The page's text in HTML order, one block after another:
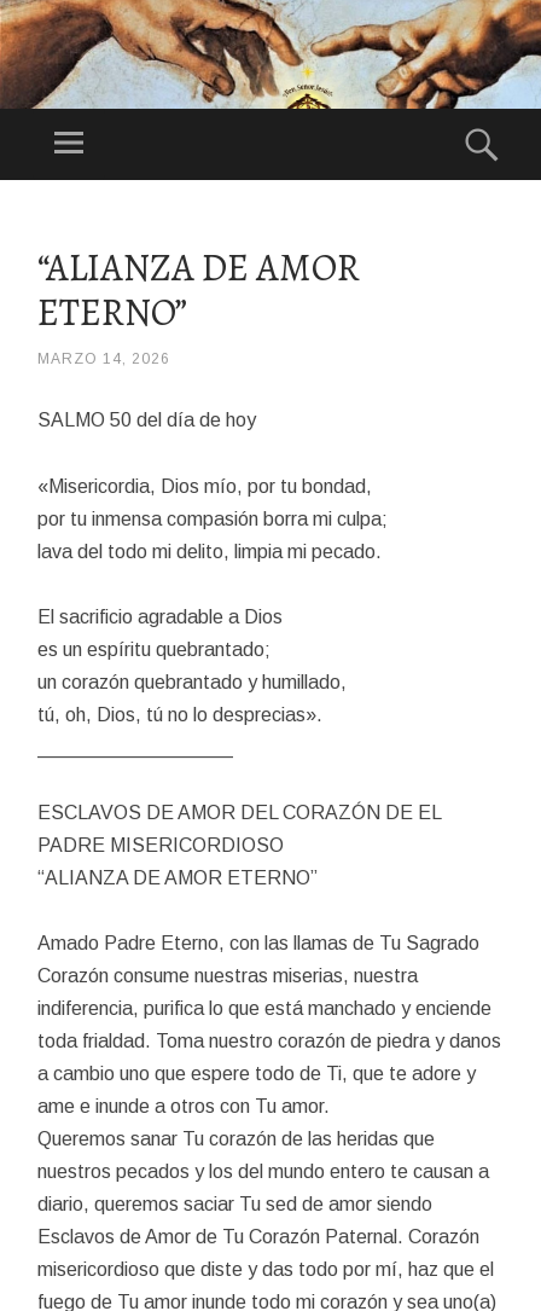
DI
NU
O
1°Domingo de
Menú
CONTENIDO
“ALIANZA DE AMOR
ETERNO”
MARZO 14, 2026
SALMO 50 del día de hoy
«Misericordia, Dios mío, por tu bondad,
por tu inmensa compasión borra mi culpa;
lava del todo mi delito, limpia mi pecado.
El sacrificio agradable a Dios
es un espíritu quebrantado;
un corazón quebrantado y humillado,
tú, oh, Dios, tú no lo desprecias».
ESCLAVOS DE AMOR DEL CORAZÓN DE EL
PADRE MISERICORDIOSO
“ALIANZA DE AMOR ETERNO”
Amado Padre Eterno, con las llamas de Tu Sagrado
Corazón consume nuestras miserias, nuestra
indiferencia, purifica lo que está manchado y enciende
toda frialdad. Toma nuestro corazón de piedra y danos
a cambio uno que espere todo de Ti, que te adore y
ame e inunde a otros con Tu amor.
Queremos sanar Tu corazón de las heridas que
nuestros pecados y los del mundo entero te causan a
diario, queremos saciar Tu sed de amor siendo
Esclavos de Amor de Tu Corazón Paternal. Corazón
misericordioso que diste y das todo por mí, haz que el
fuego de Tu amor inunde todo mi corazón y sea uno(a)